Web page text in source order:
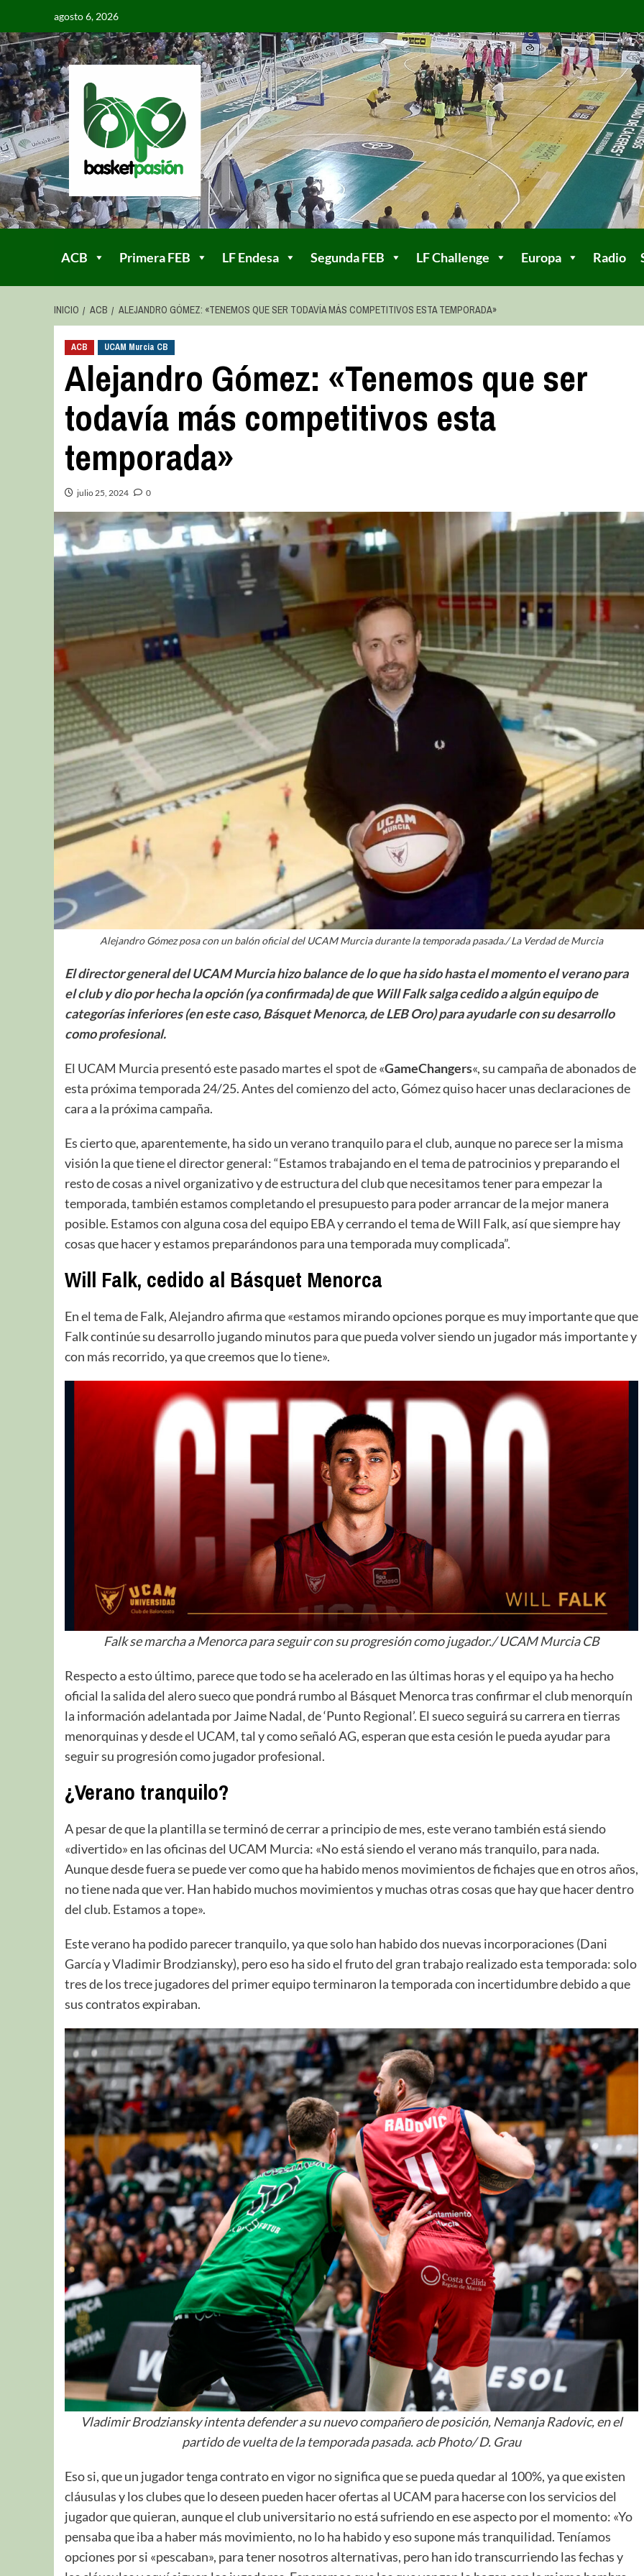
agosto 6, 2026
ACB Primera FEB LF Endesa Segunda FEB LF Challenge Europa Radio
INICIO ACB ALEJANDRO GÓMEZ: «TENEMOS QUE SER TODAVÍA MÁS COMPETITIVOS ESTA TEMPORADA»
ACB UCAM Murcia CB
Alejandro Gómez: «Tenemos que ser
todavía más competitivos esta
temporada»
julio 25, 2024 0
Alejandro Gómez posa con un balón oficial del UCAM Murcia durante la temporada pasada./ La Verdad de Murcia
El director general del UCAM Murcia hizo balance de lo que ha sido hasta el momento el verano para
el club y dio por hecha la opción (ya confirmada) de que Will Falk salga cedido a algún equipo de
categorías inferiores (en este caso, Básquet Menorca, de LEB Oro) para ayudarle con su desarrollo
como profesional.
El UCAM Murcia presentó este pasado martes el spot de «GameChangers«, su campaña de abonados de
esta próxima temporada 24/25. Antes del comienzo del acto, Gómez quiso hacer unas declaraciones de
cara a la próxima campaña.
Es cierto que, aparentemente, ha sido un verano tranquilo para el club, aunque no parece ser la misma
visión la que tiene el director general: “Estamos trabajando en el tema de patrocinios y preparando el
resto de cosas a nivel organizativo y de estructura del club que necesitamos tener para empezar la
temporada, también estamos completando el presupuesto para poder arrancar de la mejor manera
posible. Estamos con alguna cosa del equipo EBA y cerrando el tema de Will Falk, así que siempre hay
cosas que hacer y estamos preparándonos para una temporada muy complicada”.
Will Falk, cedido al Básquet Menorca
En el tema de Falk, Alejandro afirma que «estamos mirando opciones porque es muy importante que que
Falk continúe su desarrollo jugando minutos para que pueda volver siendo un jugador más importante y
con más recorrido, ya que creemos que lo tiene».
Falk se marcha a Menorca para seguir con su progresión como jugador./ UCAM Murcia CB
Respecto a esto último, parece que todo se ha acelerado en las últimas horas y el equipo ya ha hecho
oficial la salida del alero sueco que pondrá rumbo al Básquet Menorca tras confirmar el club menorquín
la información adelantada por Jaime Nadal, de ‘Punto Regional’. El sueco seguirá su carrera en tierras
menorquinas y desde el UCAM, tal y como señaló AG, esperan que esta cesión le pueda ayudar para
seguir su progresión como jugador profesional.
¿Verano tranquilo?
A pesar de que la plantilla se terminó de cerrar a principio de mes, este verano también está siendo
«divertido» en las oficinas del UCAM Murcia: «No está siendo el verano más tranquilo, para nada.
Aunque desde fuera se puede ver como que ha habido menos movimientos de fichajes que en otros años,
no tiene nada que ver. Han habido muchos movimientos y muchas otras cosas que hay que hacer dentro
del club. Estamos a tope».
Este verano ha podido parecer tranquilo, ya que solo han habido dos nuevas incorporaciones (Dani
García y Vladimir Brodziansky), pero eso ha sido el fruto del gran trabajo realizado esta temporada: solo
tres de los trece jugadores del primer equipo terminaron la temporada con incertidumbre debido a que
sus contratos expiraban.
Vladimir Brodziansky intenta defender a su nuevo compañero de posición, Nemanja Radovic, en el
partido de vuelta de la temporada pasada. acb Photo/ D. Grau
Eso si, que un jugador tenga contrato en vigor no significa que se pueda quedar al 100%, ya que existen
cláusulas y los clubes que lo deseen pueden hacer ofertas al UCAM para hacerse con los servicios del
jugador que quieran, aunque el club universitario no está sufriendo en ese aspecto por el momento: «Yo
pensaba que iba a haber más movimiento, no lo ha habido y eso supone más tranquilidad. Teníamos
opciones por si «pescaban», para tener nosotros alternativas, pero han ido transcurriendo las fechas y
La entrevista bTactic
La entrevista bTactic
Nos hacemos mayores. Vamos creciendo. Tanto así
que el próximo 20 de mayo celebramos nuestro
cuarto cumpleaños. Y todo crecimiento conlleva
sus cambios. Cambio que...
Leer más